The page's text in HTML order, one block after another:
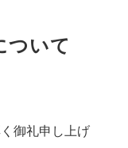
ついて
御礼申し上げ